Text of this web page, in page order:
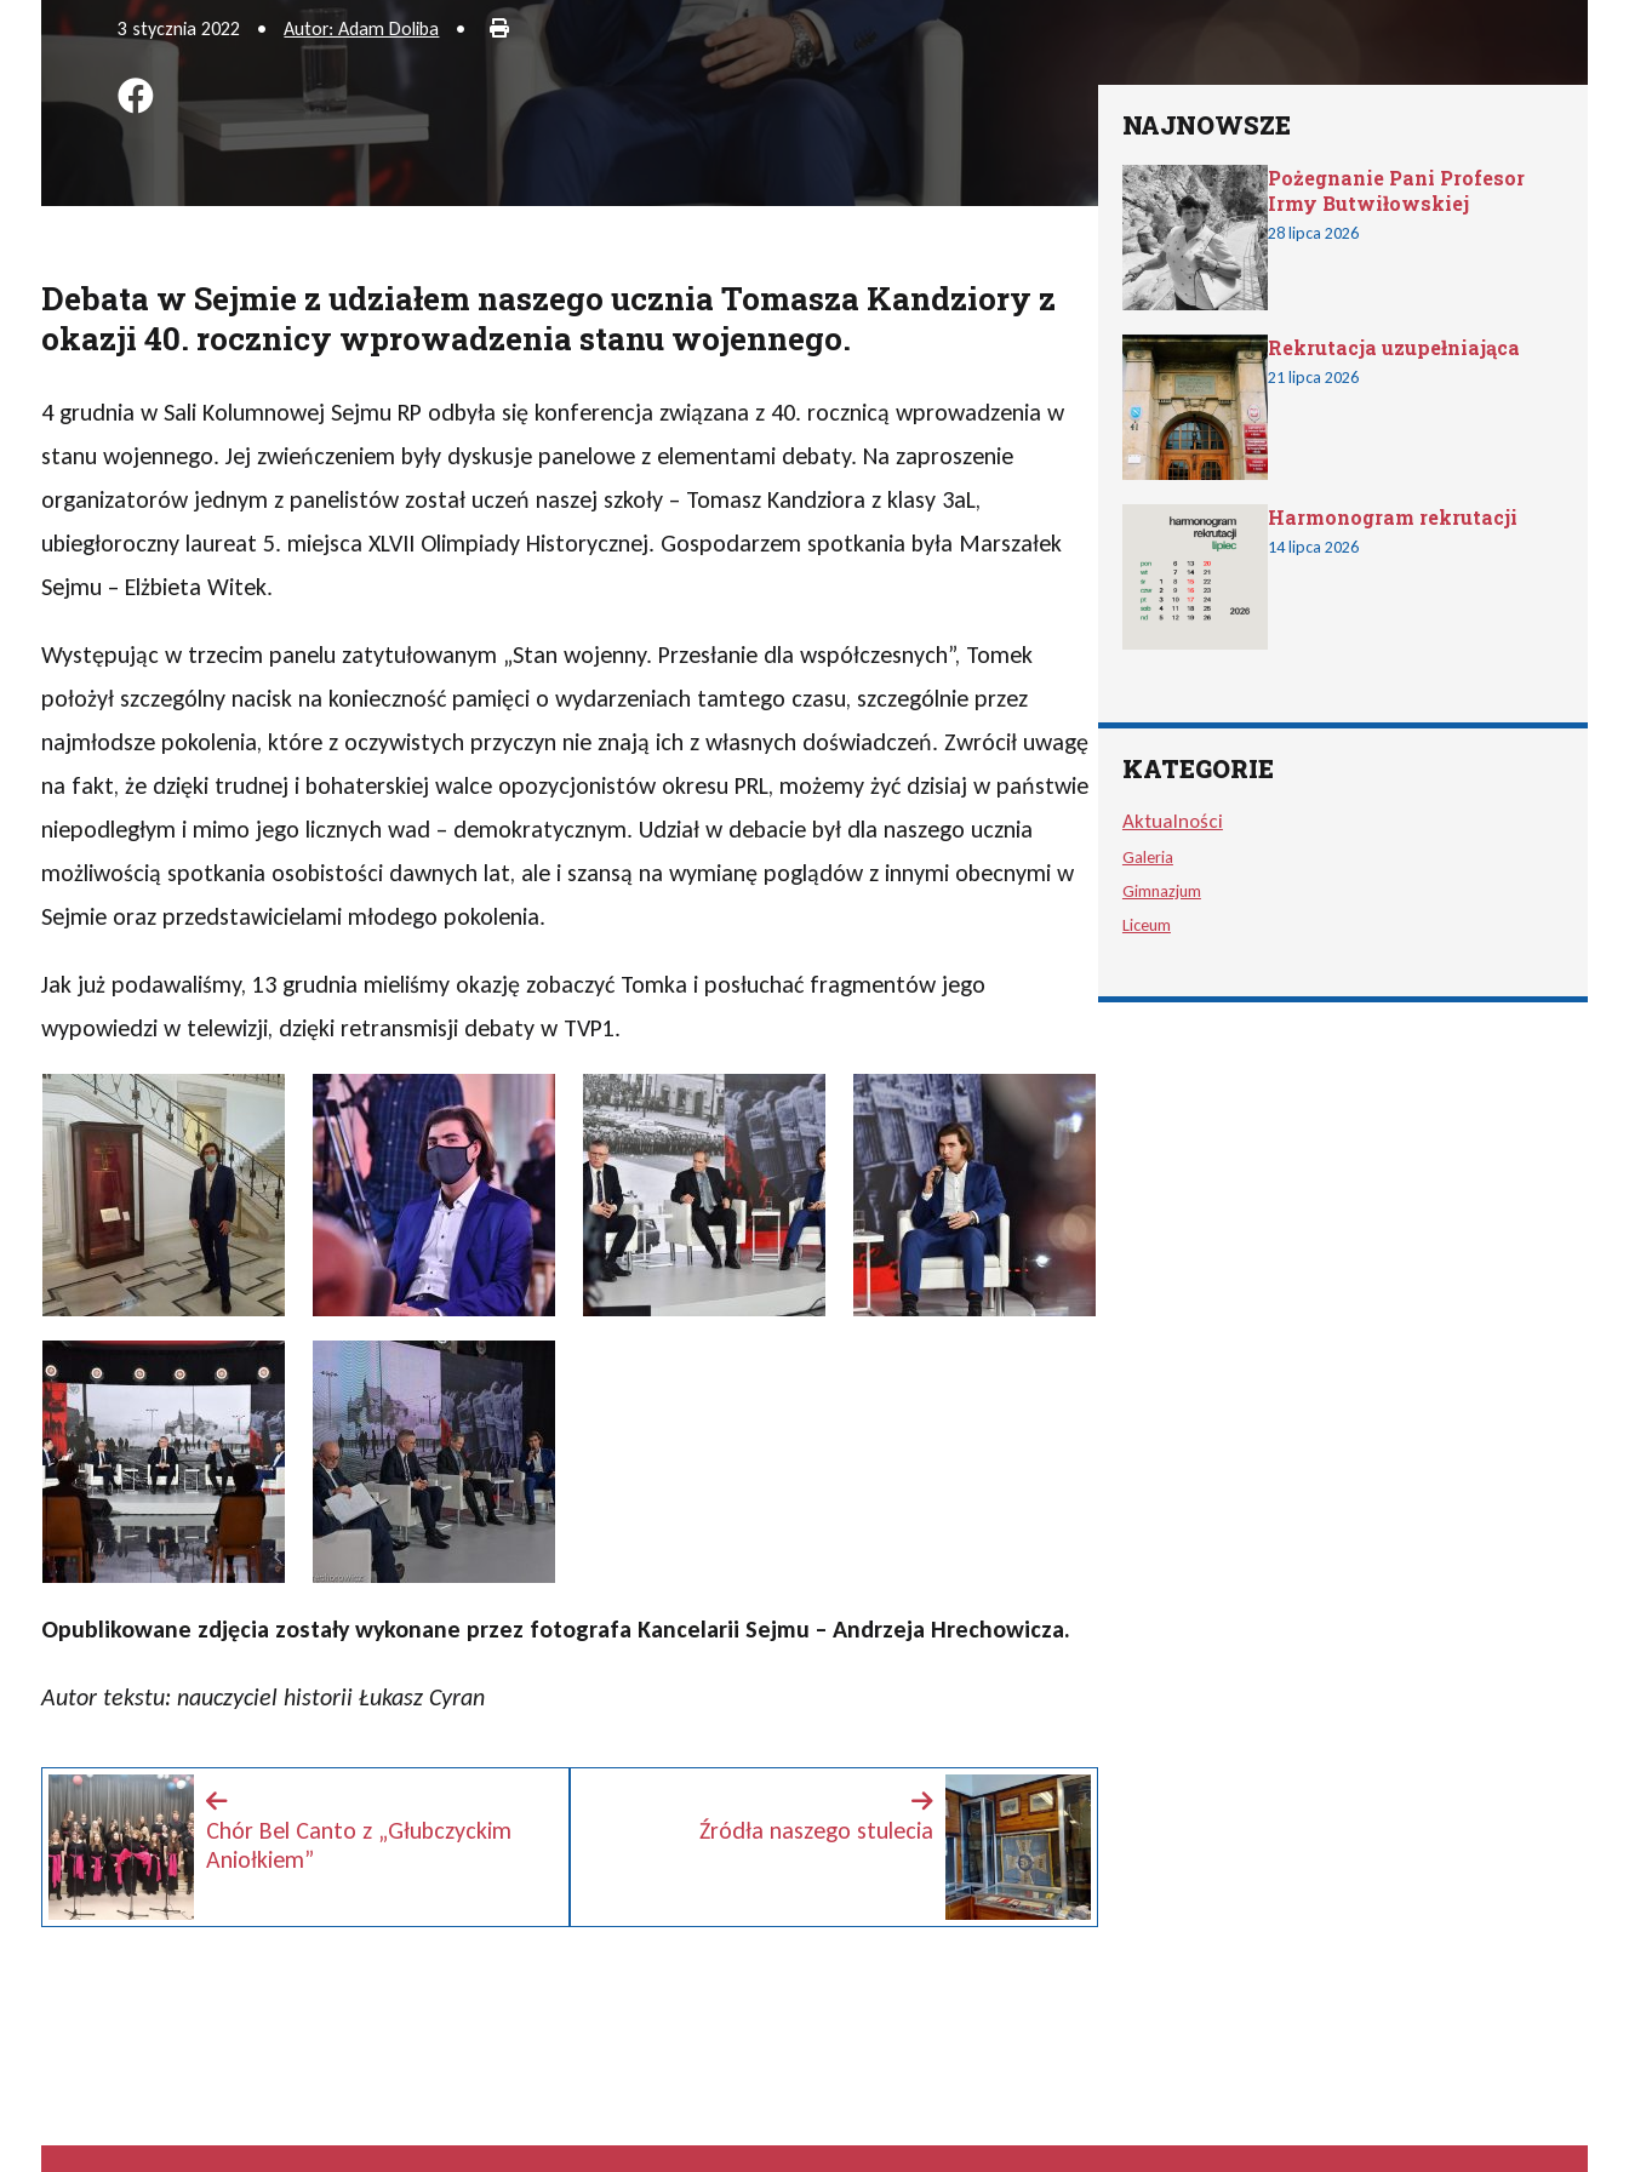
3 stycznia 2022 • Autor: Adam Doliba • Drukuj
Podziel się na FB
Debata w Sejmie z udziałem naszego ucznia Tomasza Kandziory z
okazji 40. rocznicy wprowadzenia stanu wojennego.
4 grudnia w Sali Kolumnowej Sejmu RP odbyła się konferencja związana z 40. rocznicą wprowadzenia w
stanu wojennego. Jej zwieńczeniem były dyskusje panelowe z elementami debaty. Na zaproszenie
organizatorów jednym z panelistów został uczeń naszej szkoły – Tomasz Kandziora z klasy 3aL,
ubiegłoroczny laureat 5. miejsca XLVII Olimpiady Historycznej. Gospodarzem spotkania była Marszałek
Sejmu – Elżbieta Witek.
Występując w trzecim panelu zatytułowanym „Stan wojenny. Przesłanie dla współczesnych”, Tomek
położył szczególny nacisk na konieczność pamięci o wydarzeniach tamtego czasu, szczególnie przez
najmłodsze pokolenia, które z oczywistych przyczyn nie znają ich z własnych doświadczeń. Zwrócił uwagę
na fakt, że dzięki trudnej i bohaterskiej walce opozycjonistów okresu PRL, możemy żyć dzisiaj w państwie
niepodległym i mimo jego licznych wad – demokratycznym. Udział w debacie był dla naszego ucznia
możliwością spotkania osobistości dawnych lat, ale i szansą na wymianę poglądów z innymi obecnymi w
Sejmie oraz przedstawicielami młodego pokolenia.
Jak już podawaliśmy, 13 grudnia mieliśmy okazję zobaczyć Tomka i posłuchać fragmentów jego
wypowiedzi w telewizji, dzięki retransmisji debaty w TVP1.
Opublikowane zdjęcia zostały wykonane przez fotografa Kancelarii Sejmu – Andrzeja Hrechowicza.
Autor tekstu: nauczyciel historii Łukasz Cyran
Chór Bel Canto z „Głubczyckim
Aniołkiem”
Źródła naszego stulecia
NAJNOWSZE
Pożegnanie Pani Profesor
Irmy Butwiłowskiej
28 lipca 2026
Rekrutacja uzupełniająca
21 lipca 2026
Harmonogram rekrutacji
14 lipca 2026
KATEGORIE
Aktualności
Galeria
Gimnazjum
Liceum